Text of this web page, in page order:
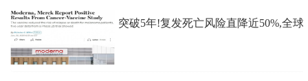
突破5年!复发死亡风险直降近50%,全球